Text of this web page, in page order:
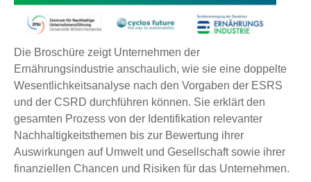
Die Broschüre zeigt Unternehmen der
Ernährungsindustrie anschaulich, wie sie eine doppelte
Wesentlichkeitsanalyse nach den Vorgaben der ESRS
und der CSRD durchführen können. Sie erklärt den
gesamten Prozess von der Identifikation relevanter
Nachhaltigkeitsthemen bis zur Bewertung ihrer
Auswirkungen auf Umwelt und Gesellschaft sowie ihrer
finanziellen Chancen und Risiken für das Unternehmen.